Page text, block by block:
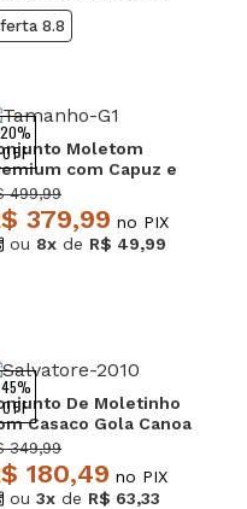
8.8
20%
OFF
Moletom
com Capuz e
em Veludo
Salvatore
499,99
379,99 no PIX
ou 8x de R$ 49,99
45%
OFF
De Moletinho
Casaco Gola Canoa
Jogger Verde
349,99
180,49 no PIX
ou 3x de R$ 63,33